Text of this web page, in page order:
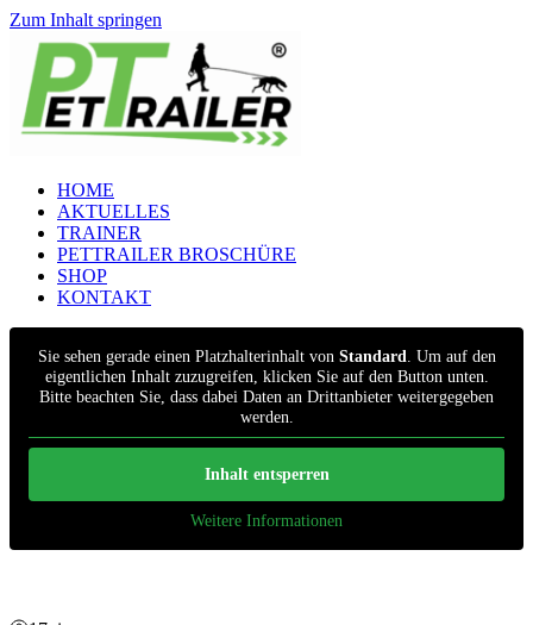
Zum Inhalt springen
HOME
AKTUELLES
TRAINER
PETTRAILER BROSCHÜRE
SHOP
KONTAKT
Sie sehen gerade einen Platzhalterinhalt von Standard. Um auf den
eigentlichen Inhalt zuzugreifen, klicken Sie auf den Button unten.
Bitte beachten Sie, dass dabei Daten an Drittanbieter weitergegeben
werden.
Inhalt entsperren
Weitere Informationen